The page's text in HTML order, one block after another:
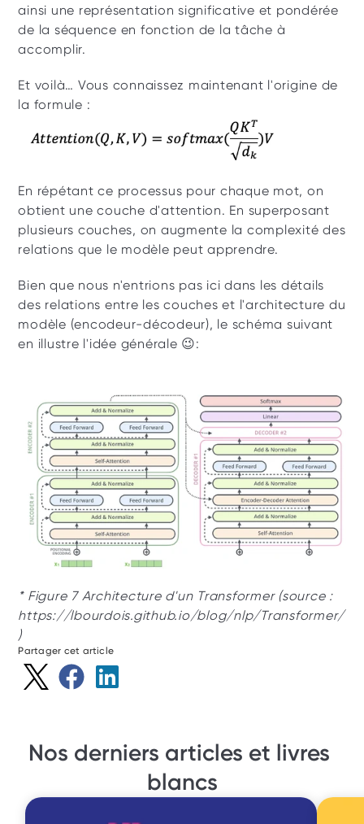
ainsi une représentation significative et pondérée
de la séquence en fonction de la tâche à
accomplir.
Et voilà… Vous connaissez maintenant l'origine de
la formule :
En répétant ce processus pour chaque mot, on
obtient une couche d'attention. En superposant
plusieurs couches, on augmente la complexité des
relations que le modèle peut apprendre.
Bien que nous n'entrions pas ici dans les détails
des relations entre les couches et l'architecture du
modèle (encodeur-décodeur), le schéma suivant
en illustre l'idée générale 😉:
* Figure 7 Architecture d'un Transformer (source :
https://lbourdois.github.io/blog/nlp/Transformer/
)
Partager cet article
Nos derniers articles et livres
blancs